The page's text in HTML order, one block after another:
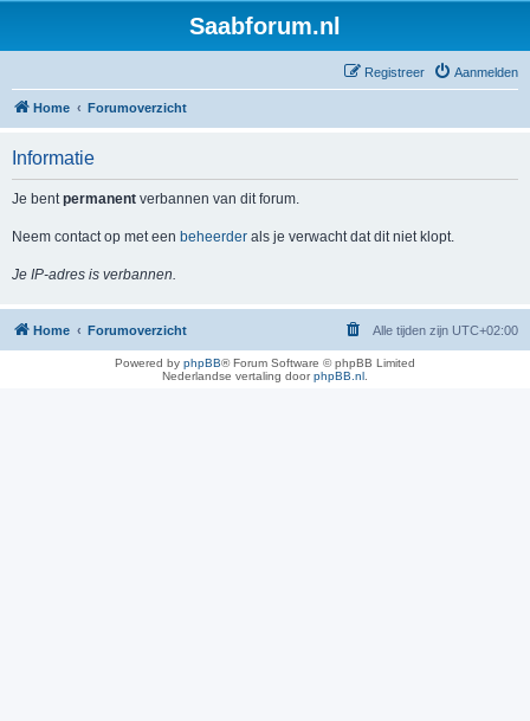
Saabforum.nl
Aanmelden
Registreer
Home Forumoverzicht
Informatie
Je bentpermanent verbannen van dit forum.
Neem contact op met een beheerder als je verwacht dat dit niet klopt.
Je IP-adres is verbannen.
Home Forumoverzicht Alle tijden zijn UTC+02:00
Powered by phpBB® Forum Software © phpBB Limited
Nederlandse vertaling doorphpBB.nl